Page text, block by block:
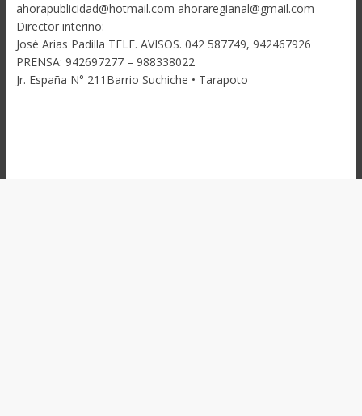
ahorapublicidad@hotmail.com ahoraregianal@gmail.com
Director interino:
José Arias Padilla TELF. AVISOS. 042 587749, 942467926
PRENSA: 942697277 – 988338022
Jr. España N° 211Barrio Suchiche • Tarapoto